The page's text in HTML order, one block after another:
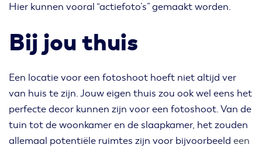
Hier kunnen vooral “actiefoto’s” gemaakt worden.
Bij jou thuis
Een locatie voor een fotoshoot hoeft niet altijd ver
van huis te zijn. Jouw eigen thuis zou ook wel eens het
perfecte decor kunnen zijn voor een fotoshoot. Van de
tuin tot de woonkamer en de slaapkamer, het zouden
allemaal potentiële ruimtes zijn voor bijvoorbeeld een